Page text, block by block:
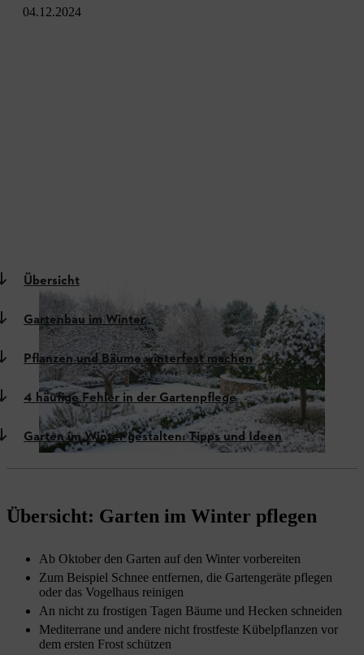
04.12.2024
Übersicht
Gartenbau im Winter
Pflanzen und Bäume winterfest machen
4 häufige Fehler in der Gartenpflege
Garten im Winter gestalten: Tipps und Ideen
Übersicht: Garten im Winter pflegen
Ab Oktober den Garten auf den Winter vorbereiten
Zum Beispiel Schnee entfernen, die Gartengeräte pflegen
oder das Vogelhaus reinigen
An nicht zu frostigen Tagen Bäume und Hecken schneiden
Mediterrane und andere nicht frostfeste Kübelpflanzen vor
dem ersten Frost schützen